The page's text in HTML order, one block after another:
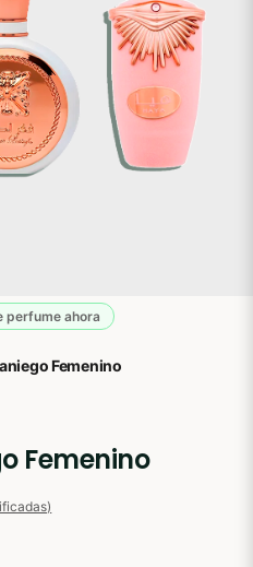
ahora
Femenino
Femenino